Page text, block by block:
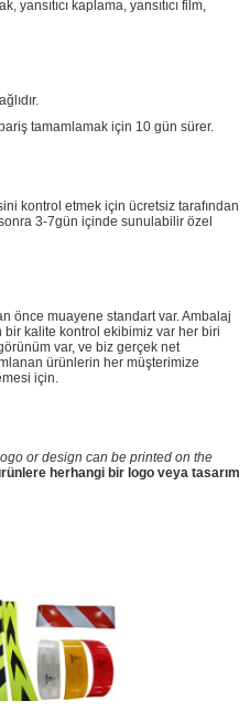
yansıtıcı kaplama, yansıtıcı film,
tamamlamak için 10 gün sürer.
kontrol etmek için ücretsiz tarafından
3-7gün içinde sunulabilir özel
önce muayene standart var. Ambalaj
kalite kontrol ekibimiz var her biri
var, ve biz gerçek net
ürünlerin her müşterimize
için.
or design can be printed on the
herhangi bir logo veya tasarım